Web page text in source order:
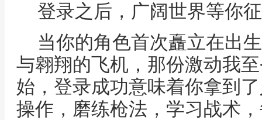
登录之后，广阔世界等你
当你的角色首次矗立在出
与翱翔的飞机，那份激动我
始，登录成功意味着你拿到
操作，磨练枪法，学习战术